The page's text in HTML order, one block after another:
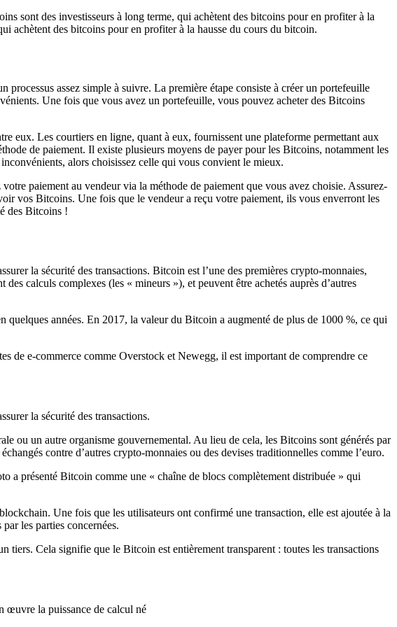
sont des investisseurs à long terme, qui achètent des bitcoins pour en profiter à la
achètent des bitcoins pour en profiter à la hausse du cours du bitcoin.
assez simple à suivre. La première étape consiste à créer un portefeuille
Une fois que vous avez un portefeuille, vous pouvez acheter des Bitcoins
eux. Les courtiers en ligne, quant à eux, fournissent une plateforme permettant aux
de paiement. Il existe plusieurs moyens de payer pour les Bitcoins, notamment les
alors choisissez celle qui vous convient le mieux.
paiement au vendeur via la méthode de paiement que vous avez choisie. Assurez-
vos Bitcoins. Une fois que le vendeur a reçu votre paiement, ils vous enverront les
des Bitcoins !
la sécurité des transactions. Bitcoin est l’une des premières crypto-monnaies,
calculs complexes (les « mineurs »), et peuvent être achetés auprès d’autres
années. En 2017, la valeur du Bitcoin a augmenté de plus de 1000 %, ce qui
de e-commerce comme Overstock et Newegg, il est important de comprendre ce
la sécurité des transactions.
ou un autre organisme gouvernemental. Au lieu de cela, les Bitcoins sont générés par
contre d’autres crypto-monnaies ou des devises traditionnelles comme l’euro.
a présenté Bitcoin comme une « chaîne de blocs complètement distribuée » qui
Une fois que les utilisateurs ont confirmé une transaction, elle est ajoutée à la
les parties concernées.
Cela signifie que le Bitcoin est entièrement transparent : toutes les transactions
œuvre la puissance de calcul né